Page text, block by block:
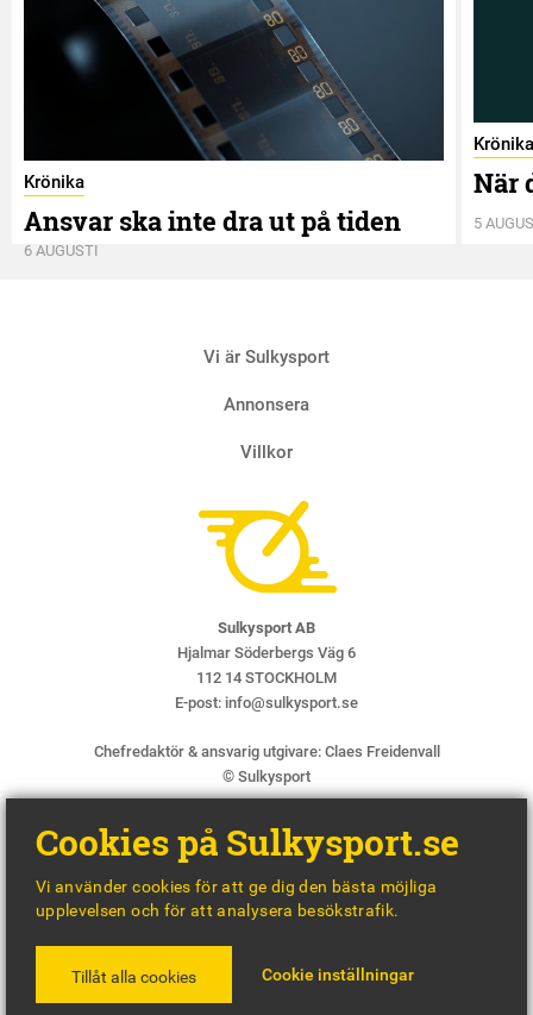
Krönika
Ansvar ska inte dra ut på tiden
6 AUGUSTI
Krönika
När
5
Vi är Sulkysport
Annonsera
Villkor
Sulkysport AB
Hjalmar Söderbergs Väg 6
112 14 STOCKHOLM
E-post: info@sulkysport.se
Chefredaktör & ansvarig utgivare: Claes Freidenvall
© Sulkysport
BY
Cookies på Sulkysport.se
Vi använder cookies för att ge dig den bästa möjliga
upplevelsen och för att analysera besökstrafik.
Tillåt alla cookies Cookie inställningar